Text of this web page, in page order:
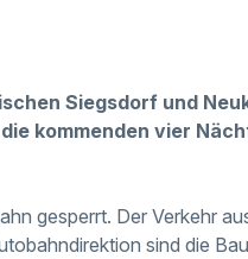
Siegsdorf und
kommenden vier
gesperrt. Der Verkehr
sind die